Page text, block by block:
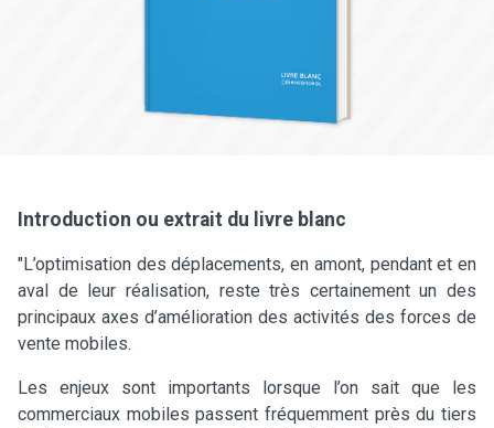
Introduction ou extrait du livre blanc
"L’optimisation des déplacements, en amont, pendant et en
aval de leur réalisation, reste très certainement un des
principaux axes d’amélioration des activités des forces de
vente mobiles.
Les enjeux sont importants lorsque l’on sait que les
commerciaux mobiles passent fréquemment près du tiers